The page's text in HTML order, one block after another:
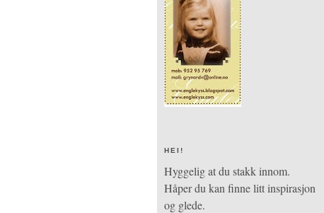
HEI!
Hyggelig at du stakk innom.
Håper du kan finne litt inspirasjon
og glede.